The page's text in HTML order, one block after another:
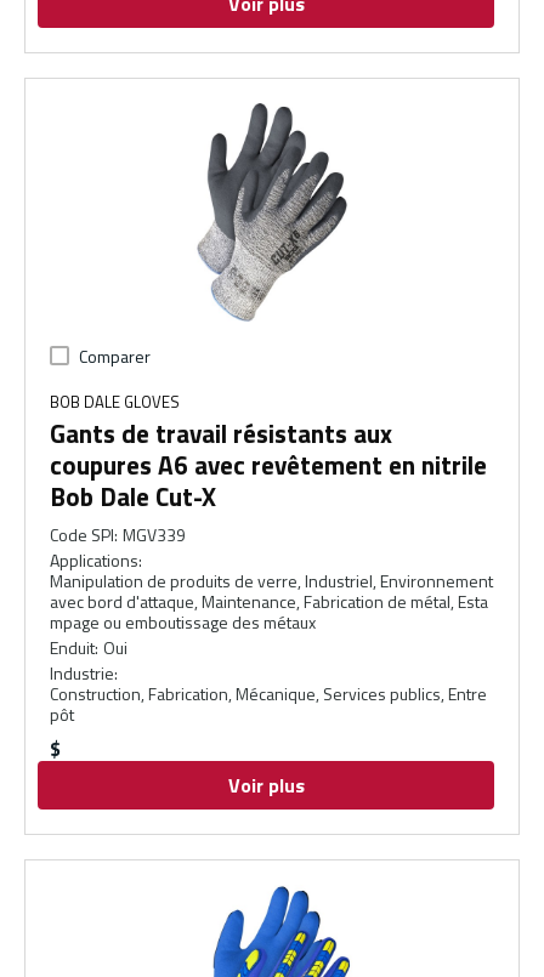
Comparer
BOB DALE GLOVES
Gants de travail résistants aux
coupures A6 avec revêtement en nitrile
Bob Dale Cut-X
Code SPI: MGV339
Applications:
Manipulation de produits de verre, Industriel, Environnement
avec bord d'attaque, Maintenance, Fabrication de métal, Esta
mpage ou emboutissage des métaux
Enduit: Oui
Industrie:
Construction, Fabrication, Mécanique, Services publics, Entre
pôt
$
Voir plus